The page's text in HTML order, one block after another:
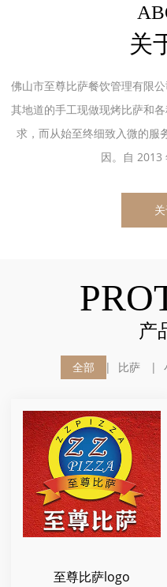
关
佛山市至尊比萨餐饮管理有限
其地道的手工现做现烤比萨和
求，而从始至终细致入微的服
因。自 2013
产
全部 比萨
至尊比萨logo